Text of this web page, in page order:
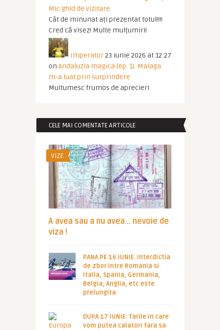
Mic ghid de vizitare
Cât de minunat ați prezentat totul!!!!
Cred că visez! Multe mulțumiri!
Imperator23 iunie 2026 at 12:27
on Andaluzia magica (ep. 1). Malaga
m-a luat prin surprindere
Multumesc frumos de aprecieri
CELE MAI COMENTATE ARTICOLE
VIZE
A avea sau a nu avea… nevoie de
viza !
PANA PE 16 IUNIE. Interdictia
de zbor intre Romania si
Italia, Spania, Germania,
Belgia, Anglia, etc este
prelungita
DUPA 17 IUNIE: Tarile in care
vom putea calatori fara sa